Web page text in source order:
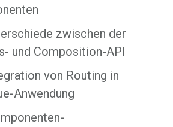
zwischen der
und Composition-API
von Routing in
Anwendung